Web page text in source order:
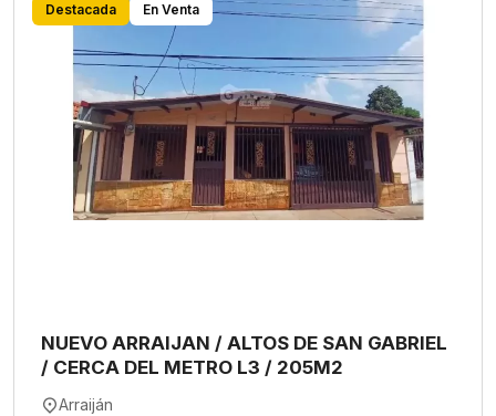
Destacada En Venta
NUEVO ARRAIJAN / ALTOS DE SAN GABRIEL
/ CERCA DEL METRO L3 / 205M2
Arraiján